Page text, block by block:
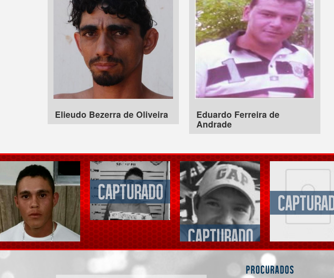
Elieudo Bezerra de Oliveira
Eduardo Ferreira de
Andrade
Procurados